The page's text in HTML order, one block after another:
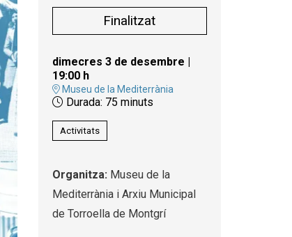
Finalitzat
dimecres 3 de desembre
19:00 h
Museu de la Mediterrània
Durada: 75 minuts
Activitats
Organitza: Museu de la
Mediterrània i Arxiu Municipal
de Torroella de Montgrí